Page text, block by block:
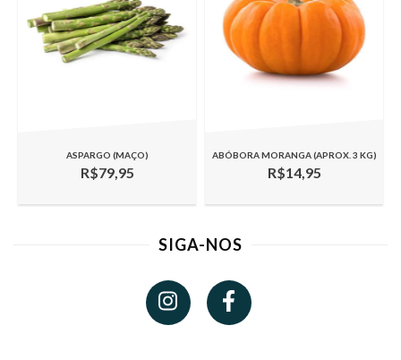
ASPARGO (MAÇO)
R$79,95
ABÓBORA MORANGA (APROX. 3 KG)
R$14,95
SIGA-NOS